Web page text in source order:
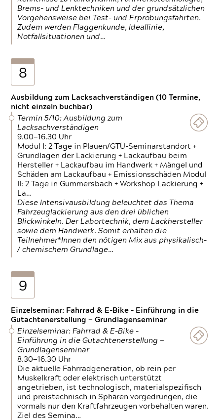
Brems- und Lenktechniken und der grundsätzlichen
Vorgehensweise bei Test- und Erprobungsfahrten.
Zudem werden Flaggenkunde, Ideallinie,
Notfallsituationen und…
8
Ausbildung zum Lacksachverständigen (10 Termine,
nicht einzeln buchbar)
Termin 5/10: Ausbildung zum
Lacksachverständigen
9.00—16.30 Uhr
Modul I: 2 Tage in Plauen/GTÜ-Seminarstandort +
Grundlagen der Lackierung + Lackaufbau beim
Hersteller + Lackaufbau im Handwerk + Mängel und
Schäden am Lackaufbau + Emissionsschäden Modul
II: 2 Tage in Gummersbach + Workshop Lackierung +
La…
Diese Intensivausbildung beleuchtet das Thema
Fahrzeuglackierung aus den drei üblichen
Blickwinkeln. Der Labortechnik, dem Lackhersteller
sowie dem Handwerk. Somit erhalten die
Teilnehmer*Innen den nötigen Mix aus physikalisch-
/ chemischem Grundlage…
9
Einzelseminar: Fahrrad & E-Bike - Einführung in die
Gutachtenerstellung — Grundlagenseminar
Einzelseminar: Fahrrad & E-Bike -
Einführung in die Gutachtenerstellung —
Grundlagenseminar
8.30—16.30 Uhr
Die aktuelle Fahrradgeneration, ob rein per
Muskelkraft oder elektrisch unterstützt
angetrieben, ist technologisch, materialspezifisch
und preistechnisch in Sphären vorgedrungen, die
vormals nur den Kraftfahrzeugen vorbehalten waren.
Ziel des Semina…